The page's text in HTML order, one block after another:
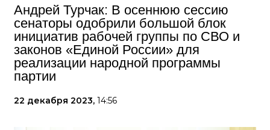
Андрей Турчак: В осеннюю сессию
сенаторы одобрили большой блок
инициатив рабочей группы по СВО и
законов «Единой России» для
реализации народной программы
партии
22 декабря 2023, 14:56